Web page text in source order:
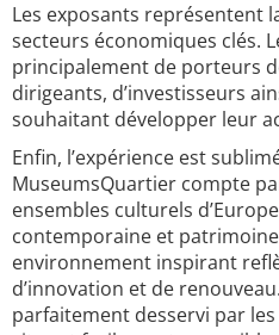
Les exposants représentent
secteurs économiques clés.
principalement de porteurs
dirigeants, d’investisseurs
souhaitant développer leur
Enfin, l’expérience est
MuseumsQuartier compte
ensembles culturels
contemporaine et
environnement inspirant
d’innovation et de
parfaitement desservi par